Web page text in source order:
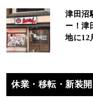
津田沼
ー！津
地に12
休業・移転・新装